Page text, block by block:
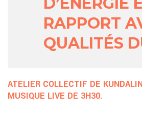
RAPPORT
QUALITÉS
ATELIER COLLECTIF DE
MUSIQUE LIVE DE 3H30.